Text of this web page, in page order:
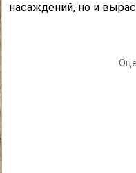
насаждений, но и